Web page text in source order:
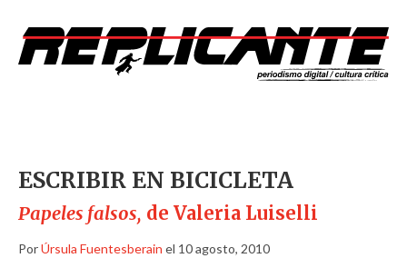
ESCRIBIR EN BICICLETA
Papeles falsos, de Valeria Luiselli
PorÚrsula Fuentesberain el 10 agosto, 2010